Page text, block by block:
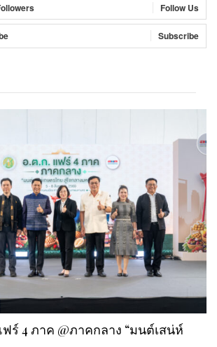
Follow Us
Subscribe
ร์ 4 ภาค @ภาคกลาง “มนต์เสน่ห์